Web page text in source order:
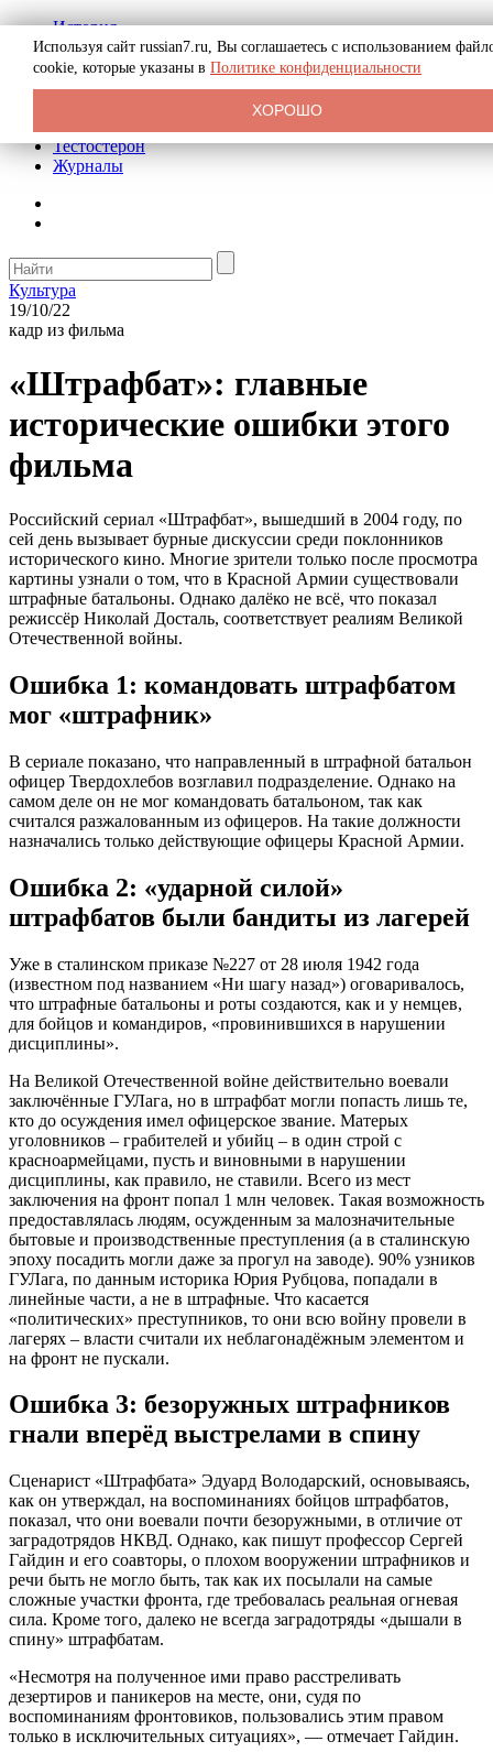
История
Биография
Криминал
Реклама на сайте
Тестостерон
Журналы
Культура
19/10/22
кадр из фильма
«Штрафбат»: главные
исторические ошибки этого
фильма
Российский сериал «Штрафбат», вышедший в 2004 году, по
сей день вызывает бурные дискуссии среди поклонников
исторического кино. Многие зрители только после просмотра
картины узнали о том, что в Красной Армии существовали
штрафные батальоны. Однако далёко не всё, что показал
режиссёр Николай Досталь, соответствует реалиям Великой
Отечественной войны.
Ошибка 1: командовать штрафбатом
мог «штрафник»
В сериале показано, что направленный в штрафной батальон
офицер Твердохлебов возглавил подразделение. Однако на
самом деле он не мог командовать батальоном, так как
считался разжалованным из офицеров. На такие должности
назначались только действующие офицеры Красной Армии.
Ошибка 2: «ударной силой»
штрафбатов были бандиты из лагерей
Уже в сталинском приказе №227 от 28 июля 1942 года
(известном под названием «Ни шагу назад») оговаривалось,
что штрафные батальоны и роты создаются, как и у немцев,
для бойцов и командиров, «провинившихся в нарушении
дисциплины».
На Великой Отечественной войне действительно воевали
заключённые ГУЛага, но в штрафбат могли попасть лишь те,
кто до осуждения имел офицерское звание. Матерых
уголовников – грабителей и убийц – в один строй с
красноармейцами, пусть и виновными в нарушении
дисциплины, как правило, не ставили. Всего из мест
заключения на фронт попал 1 млн человек. Такая возможность
предоставлялась людям, осужденным за малозначительные
бытовые и производственные преступления (а в сталинскую
эпоху посадить могли даже за прогул на заводе). 90% узников
ГУЛага, по данным историка Юрия Рубцова, попадали в
линейные части, а не в штрафные. Что касается
«политических» преступников, то они всю войну провели в
лагерях – власти считали их неблагонадёжным элементом и
на фронт не пускали.
Ошибка 3: безоружных штрафников
гнали вперёд выстрелами в спину
Сценарист «Штрафбата» Эдуард Володарский, основываясь,
как он утверждал, на воспоминаниях бойцов штрафбатов,
показал, что они воевали почти безоружными, в отличие от
заградотрядов НКВД. Однако, как пишут профессор Сергей
Гайдин и его соавторы, о плохом вооружении штрафников и
речи быть не могло быть, так как их посылали на самые
сложные участки фронта, где требовалась реальная огневая
сила. Кроме того, далеко не всегда заградотряды «дышали в
спину» штрафбатам.
«Несмотря на полученное ими право расстреливать
дезертиров и паникеров на месте, они, судя по
воспоминаниям фронтовиков, пользовались этим правом
только в исключительных ситуациях», — отмечает Гайдин.
Используя сайт russian7.ru, Вы соглашаетесь с использованием
cookie, которые указаны в Политике конфиденциальности
ХОРОШО